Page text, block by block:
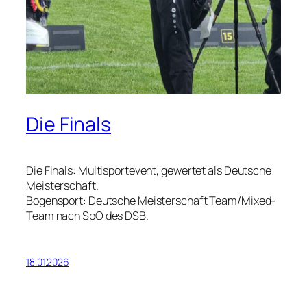
Die Finals
Die Finals: Multisportevent, gewertet als Deutsche
Meisterschaft.
Bogensport: Deutsche Meisterschaft Team/Mixed-
Team nach SpO des DSB.
18.01.2026